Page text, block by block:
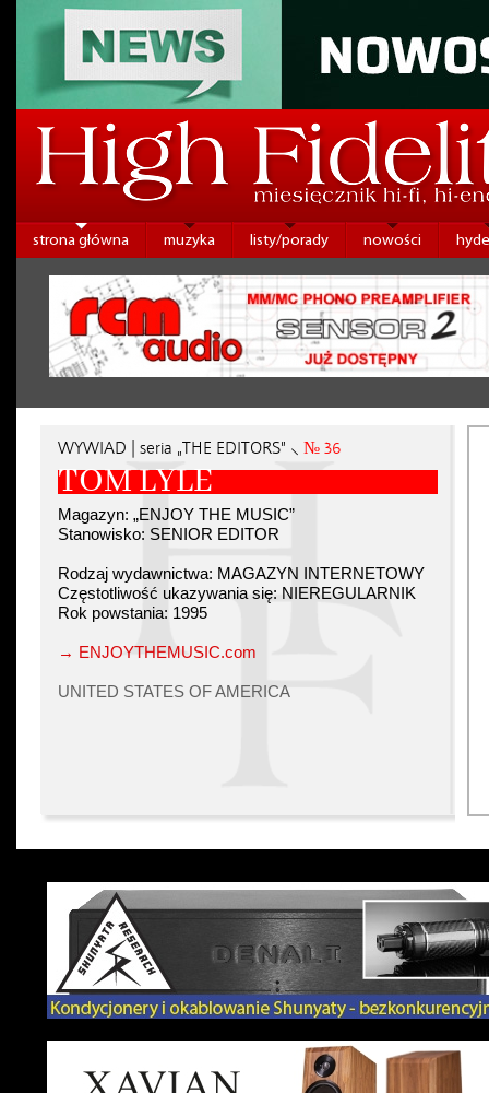
strona główna muzyka listy/porady nowości
WYWIAD | seria „THE EDITORS” ⸜ № 36
TOM LYLE
Magazyn: „ENJOY THE MUSIC”
Stanowisko: SENIOR EDITOR
Rodzaj wydawnictwa: MAGAZYN INTERNETOWY
Częstotliwość ukazywania się: NIEREGULARNIK
Rok powstania: 1995
→ ENJOYTHEMUSIC.com
UNITED STATES OF AMERICA